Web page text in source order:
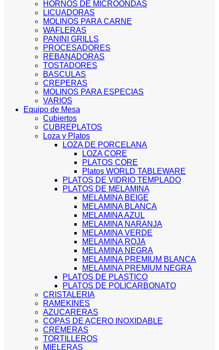
HORNOS DE MICROONDAS
LICUADORAS
MOLINOS PARA CARNE
WAFLERAS
PANINI GRILLS
PROCESADORES
REBANADORAS
TOSTADORES
BASCULAS
CREPERAS
MOLINOS PARA ESPECIAS
VARIOS
Equipo de Mesa
Cubiertos
CUBREPLATOS
Loza y Platos
LOZA DE PORCELANA
LOZA CORE
PLATOS CORE
Platos WORLD TABLEWARE
PLATOS DE VIDRIO TEMPLADO
PLATOS DE MELAMINA
MELAMINA BEIGE
MELAMINA BLANCA
MELAMINA AZUL
MELAMINA NARANJA
MELAMINA VERDE
MELAMINA ROJA
MELAMINA NEGRA
MELAMINA PREMIUM BLANCA
MELAMINA PREMIUM NEGRA
PLATOS DE PLASTICO
PLATOS DE POLICARBONATO
CRISTALERIA
RAMEKINES
AZUCARERAS
COPAS DE ACERO INOXIDABLE
CREMERAS
TORTILLEROS
MIELERAS